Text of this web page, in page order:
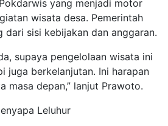
yang menjadi motor
wisata desa. Pemerintah
dari sisi kebijakan dan anggaran.
supaya pengelolaan wisata ini
juga berkelanjutan. Ini harapan
masa depan,” lanjut Prawoto.
Leluhur